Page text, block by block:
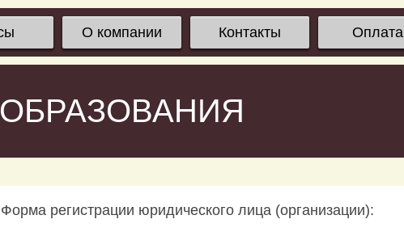
О компании Контакты Оплата
Форма регистрации юридического лица (организации):